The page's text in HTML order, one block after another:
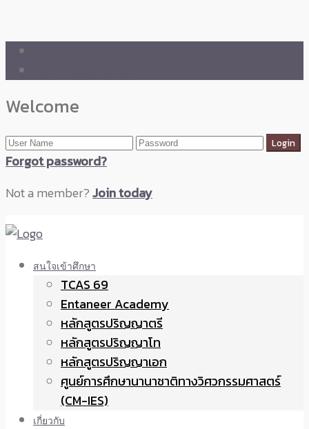
Welcome
Forgot password?
Not a member?Join today
สนใจเข้าศึกษา
TCAS 69
Entaneer Academy
หลักสูตรปริญญาตรี
หลักสูตรปริญญาโท
หลักสูตรปริญญาเอก
ศูนย์การศึกษานานาชาติทางวิศวกรรมศาสตร์
(CM-IES)
เกี่ยวกับ